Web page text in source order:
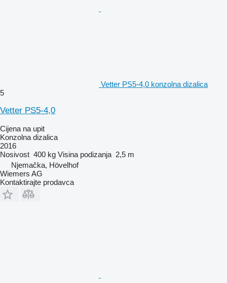
Vetter PS5-4,0 konzolna dizalica
5
Vetter PS5-4,0
Cijena na upit
Konzolna dizalica
2016
Nosivost 400 kg Visina podizanja 2,5 m
Njemačka, Hövelhof
Wiemers AG
Kontaktirajte prodavca